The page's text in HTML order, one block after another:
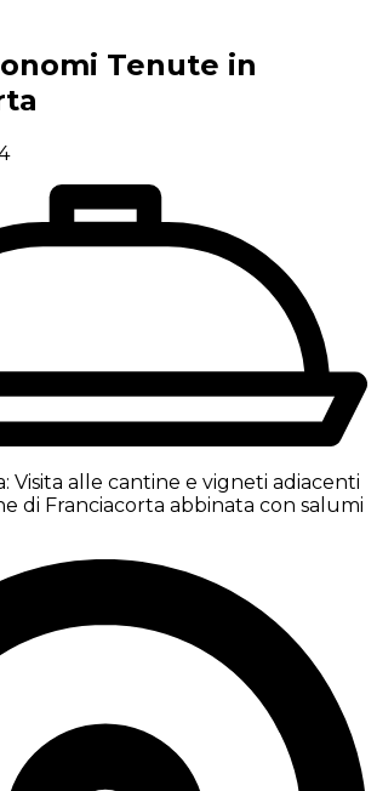
Tenute in
Visita alle cantine e vigneti adiacenti
di Franciacorta abbinata con salumi